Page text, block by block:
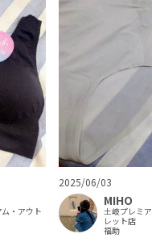
・アウト
2025/06/03
MIHO
土岐プレミ
レット店
福助